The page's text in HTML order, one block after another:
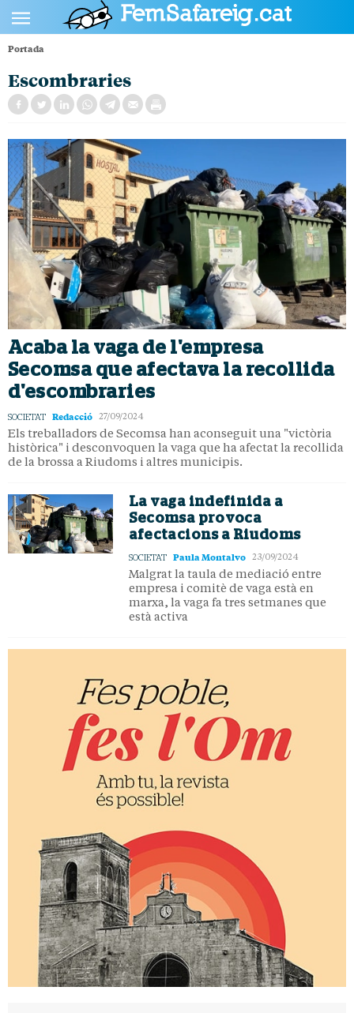
CULTURA
OPINIÓ
Portada
Escombraries
Acaba la vaga de l'empresa
Secomsa que afectava la recollida
d'escombraries
SOCIETAT Redacció 27/09/2024
Els treballadors de Secomsa han aconseguit una "victòria
històrica" i desconvoquen la vaga que ha afectat la recollida
de la brossa a Riudoms i altres municipis.
La vaga indefinida a
Secomsa provoca
afectacions a Riudoms
SOCIETAT Paula Montalvo 23/09/2024
Malgrat la taula de mediació entre
empresa i comitè de vaga està en
marxa, la vaga fa tres setmanes que
està activa